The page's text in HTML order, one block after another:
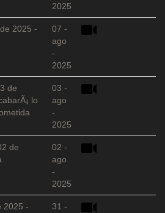
2025
2025 -
07 -
ago
-
2025
de
lo
03 -
ago
-
2025
de
02 -
ago
-
2025
2025 -
31 -